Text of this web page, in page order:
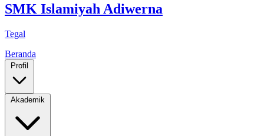
SMK Islamiyah Adiwerna
Tegal
Beranda
Profil
Akademik